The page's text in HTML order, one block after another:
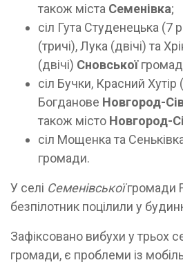
також міста Семенівка;
сіл Гута Студенецька (7
(тричі), Лука (двічі) та
(двічі) Сновської
сіл Бучки, Красний Хутір
Богданове Новгород-
також місто Новгород-
сіл Мощенка та
громади.
У селі Семенівськоїгромади
безпілотник поцілили у
Зафіксовано вибухи у трьох
громади, є проблеми із